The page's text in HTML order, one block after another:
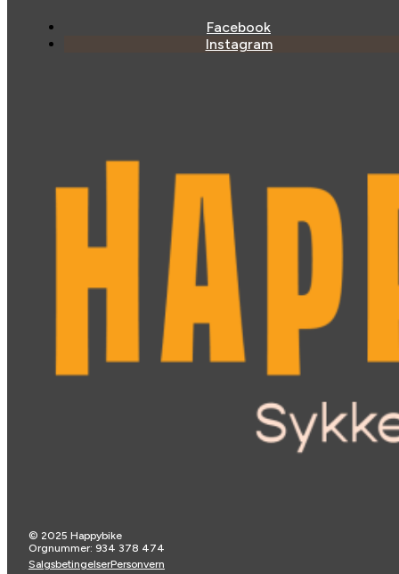
Facebook
Instagram
© 2025 Happybike
Orgnummer: 934 378 474
SalgsbetingelserPersonvern